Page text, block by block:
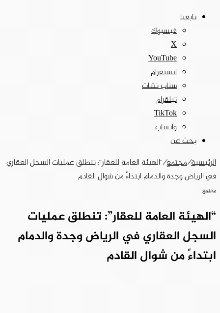
تابعنا
فيسبوك
‫X
‫YouTube
انستقرام
سناب تشات
تيلقرام
‫TikTok
واتساب
بحث عن
الرئيسية/مجتمع/“الهيئة العامة للعقار”: تنطلق عمليات السجل العقاري
في الرياض وجدة والدمام ابتداءً من شوال القادم
مجتمع
“الهيئة العامة للعقار”: تنطلق عمليات
السجل العقاري في الرياض وجدة والدمام
ابتداءً من شوال القادم